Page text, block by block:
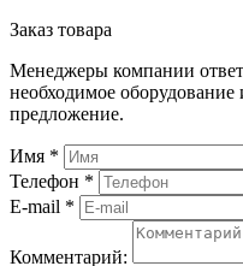
Заказ товара
Менеджеры компании
необходимое оборудование
предложение.
Имя *
Телефон *
E-mail *
Комментарий: